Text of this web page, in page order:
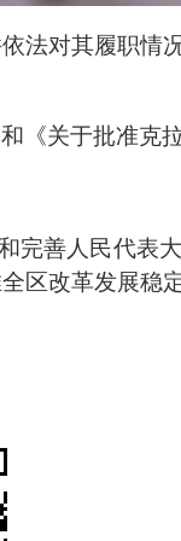
依法对其履职情
《关于批准克
完善人民代表
区改革发展稳